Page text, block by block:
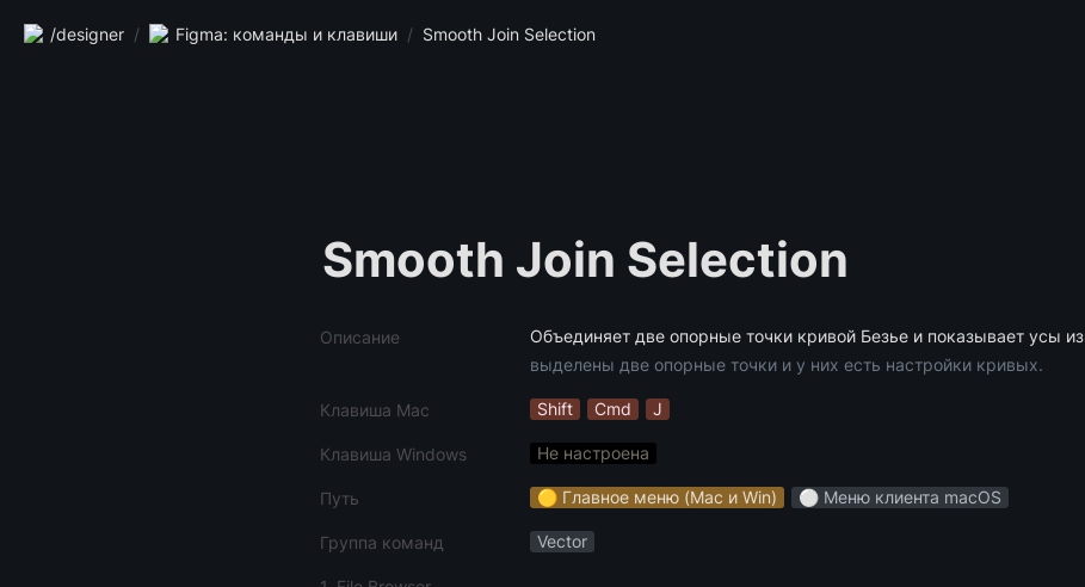
/designer / Figma: команды и клавиши / Smooth Join Selection
Smooth Join Selection
Описание Объединяет две опорные точки кривой Безье и показывает усы
выделены две опорные точки и у них есть настройки кривых.
Клавиша Mac Shift Cmd J
Клавиша Windows Не настроена
Путь 🟡 Главное меню (Mac и Win) ⚪️ Меню клиента macOS
Группа команд Vector